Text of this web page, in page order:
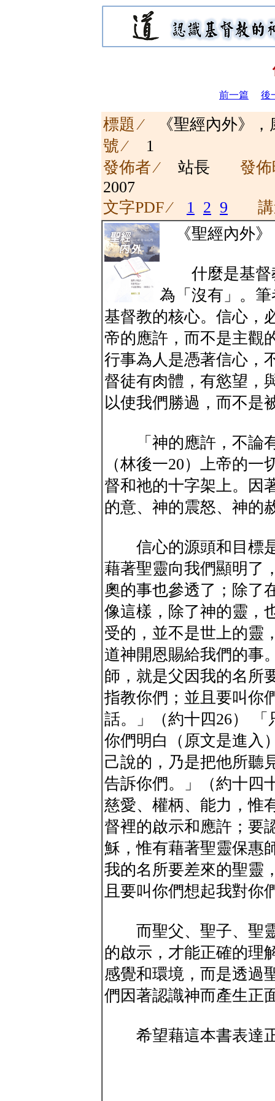
前一篇 後
標題 ∕《聖經內外》
號 ∕
1
發佈者 ∕
站長 發
2007
文字PDF ∕ 1 2 9
《聖經內外》
什麼是基督
為「沒有」。
基督教的核心。信心，
帝的應許，而不是主觀
行事為人是憑著信心，
督徒有肉體，有慾望，
以使我們勝過，而不是
「神的應許，不論有
（林後一20）上帝的
督和祂的十字架上。因
的意、神的震怒、神的
信心的源頭和目標是
藉著聖靈向我們顯明了
奧的事也參透了；除了
像這樣，除了神的靈，
受的，並不是世上的靈
道神開恩賜給我們的事
師，就是父因我的名所
指教你們；並且要叫你
話。」（約十四26）
你們明白（原文是進入
己說的，乃是把他所聽
告訴你們。」（約十四
慈愛、權柄、能力，惟
督裡的啟示和應許；要
穌，惟有藉著聖靈保惠
我的名所要差來的聖靈
且要叫你們想起我對你
而聖父、聖子、聖靈
的啟示，才能正確的理
感覺和環境，而是透過
們因著認識神而產生正
希望藉這本書表達